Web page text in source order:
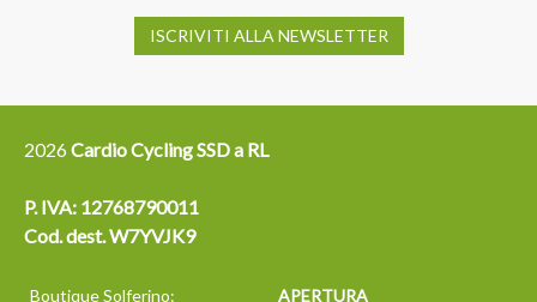
ISCRIVITI ALLA NEWSLETTER
2026Cardio Cycling SSD a RL
P. IVA: 12768790011
Cod. dest. W7YVJK9
Boutique Solferino: APERTURA